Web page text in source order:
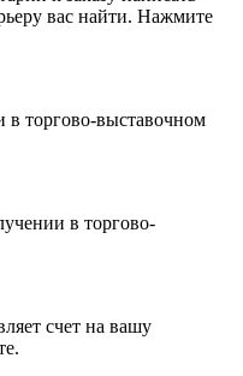
вас найти. Нажмите
торгово-выставочном
в торгово-
счет на вашу